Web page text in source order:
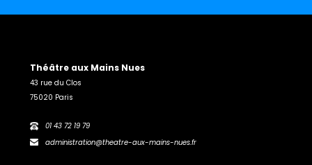
Théâtre aux Mains Nues
43 rue du Clos
75020 Paris
01 43 72 19 79
administration@theatre-aux-mains-nues.fr